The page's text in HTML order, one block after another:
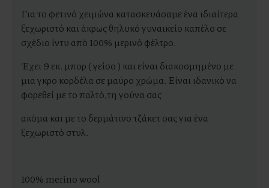
Για το φετινό χειμώνα κατασκευάσαμε ένα ιδιαίτερα
ξεχωριστό και άκρως θηλυκό γυναικείο καπέλο σε
σχέδιο ίντυ από 100% μερινό φέλτρο.
Έχει 9 εκ. μπορ ( γείσο ) και είναι διακοσμημένο με
μια γκρο κορδέλα σε μαύρο χρώμα. Είναι ιδανικό να
φορεθεί με το παλτό,τη γούνα σας
ακόμα και με το δερμάτινο τζάκετ σας για ένα
ξεχωριστό στυλ.
100% merino wool